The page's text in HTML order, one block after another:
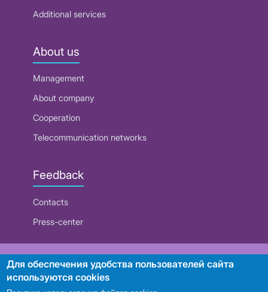
Additional services
About us
Management
About company
Cooperation
Telecommunication networks
Feedback
Contacts
Press-center
RUE "Beltelecom"
Для обеспечения удобства пользователей сайта
используются cookies